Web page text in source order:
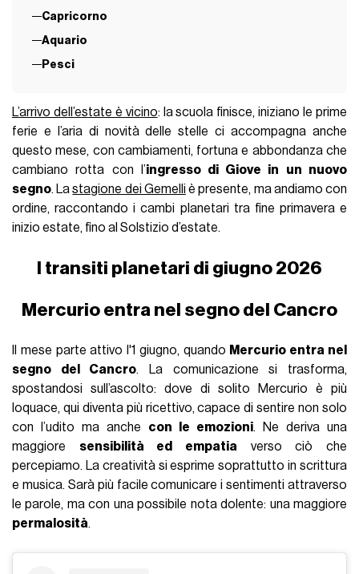
Capricorno
Aquario
Pesci
L’arrivo dell’estate è vicino: la scuola finisce, iniziano le prime
ferie e l’aria di novità delle stelle ci accompagna anche
questo mese, con cambiamenti, fortuna e abbondanza che
cambiano rotta con l’ingresso di Giove in un nuovo
segno. Lastagione dei Gemelli è presente, ma andiamo con
ordine, raccontando i cambi planetari tra fine primavera e
inizio estate, fino al Solstizio d’estate.
I transiti planetari di giugno 2026
Mercurio entra nel segno del Cancro
Il mese parte attivo l'1 giugno, quando Mercurio entra nel
segno del Cancro. La comunicazione si trasforma,
spostandosi sull’ascolto: dove di solito Mercurio è più
loquace, qui diventa più ricettivo, capace di sentire non solo
con l’udito ma anche con le emozioni. Ne deriva una
maggiore sensibilità ed empatia verso ciò che
percepiamo. La creatività si esprime soprattutto in scrittura
e musica. Sarà più facile comunicare i sentimenti attraverso
le parole, ma con una possibile nota dolente: una maggiore
permalosità.